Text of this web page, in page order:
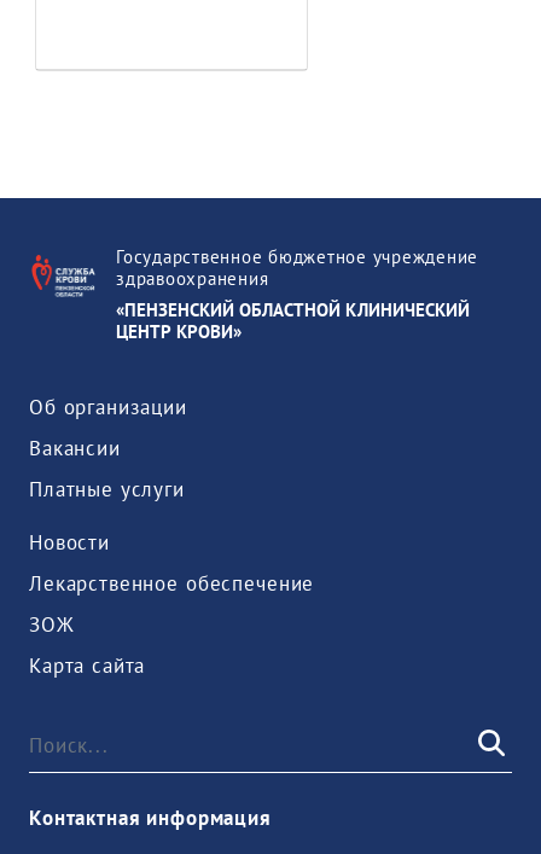
Государственное бюджетное учреждение
здравоохранения
«ПЕНЗЕНСКИЙ ОБЛАСТНОЙ КЛИНИЧЕСКИЙ
ЦЕНТР КРОВИ»
Об организации
Вакансии
Платные услуги
Новости
Лекарственное обеспечение
ЗОЖ
Карта сайта
Контактная информация